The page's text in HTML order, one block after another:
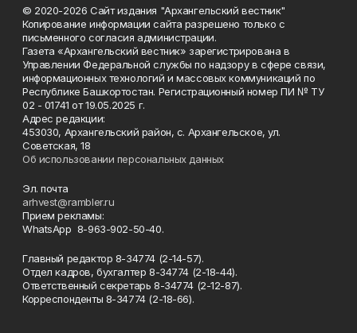
© 2020-2026 Сайт издания "Архангельский вестник"
Копирование информации сайта разрешено только с
письменного согласия администрации.
Газета «Архангельский вестник» зарегистрирована в
Управлении Федеральной службы по надзору в сфере связи,
информационных технологий и массовых коммуникаций по
Республике Башкортостан. Регистрационный номер ПИ № ТУ
02 - 01741 от 19.05.2025 г.
Адрес редакции:
453030, Архангельский район, с. Архангельское, ул.
Советская, 18
Об использовании персональных данных
Эл. почта
arhvest@rambler.ru
Прием рекламы:
WhatsApp 8-963-902-50-40.
Главный редактор 8-34774 (2-14-57).
Отдел кадров, бухгалтер 8-34774 (2-18-44).
Ответственный секретарь 8-34774 (2-12-87).
Корреспонденты 8-34774 (2-18-66).